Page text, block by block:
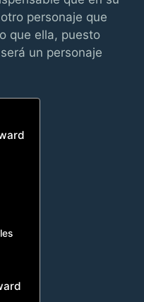
personaje que
que ella, puesto
un personaje